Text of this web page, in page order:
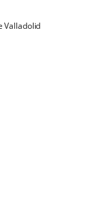
Valladolid